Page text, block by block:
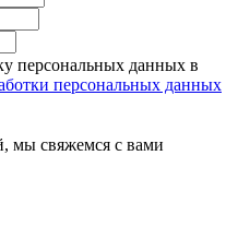
персональных данных в
персональных данных
мы свяжемся с вами